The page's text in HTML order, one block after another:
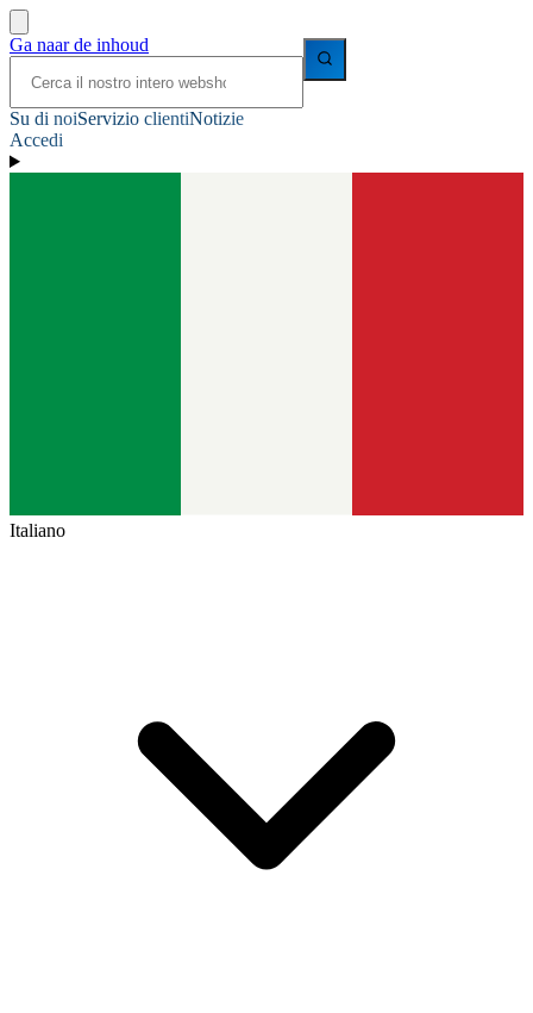
Ga naar de inhoud
Su di noiServizio clientiNotizie
Accedi
Italiano